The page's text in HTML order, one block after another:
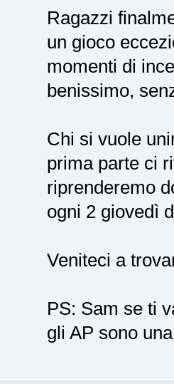
Ragazzi
un gioco
momenti di
benissimo,
Chi si vuole
prima parte ci
riprenderemo
ogni 2 giovedì
Veniteci a
PS: Sam se ti
gli AP sono